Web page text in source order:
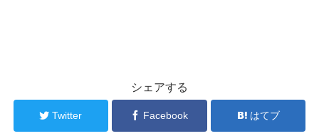
シェアする
Twitter Facebook はてブ